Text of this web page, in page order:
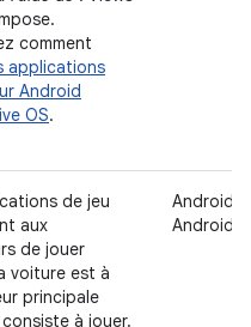
comment
applications
Android
OS.
de jeu
aux
de jouer
voiture est à
principale
à jouer.
Android
Android